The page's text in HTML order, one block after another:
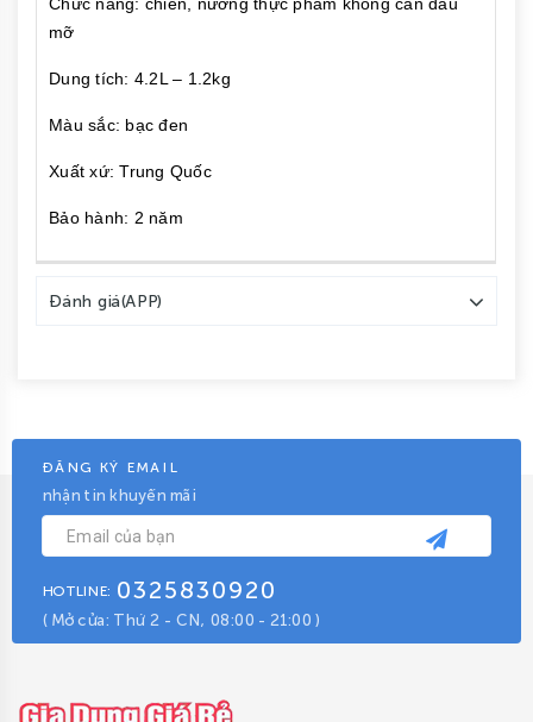
mỡ
Dung tích: 4.2L – 1.2kg
Màu sắc: bạc đen
Xuất xứ: Trung Quốc
Bảo hành: 2 năm
Đánh giá(APP)
ĐĂNG KÝ EMAIL
nhận tin khuyến mãi
HOTLINE: 0325830920
( Mở cửa: Thứ 2 - CN, 08:00 - 21:00 )